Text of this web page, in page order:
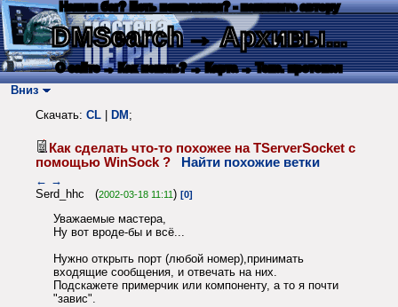
Нашли баг? Есть пожелания? - напишите автору
DMSearch→ Архивы...
О сайте → Как искать? → Карта → Текс. протокол
Вниз
Скачать: CL DM ;
Как сделать что-то похожее на TServerSocket с
помощью WinSock ?
Найти похожие ветки
← →
Serd_hhc (2002-03-18 11:11) [0]
Уважаемые мастера,
Ну вот вроде-бы и всё...
Нужно открыть порт (любой номер),принимать
входящие сообщения, и отвечать на них.
Подскажете примерчик или компоненту, а то я почти
"завис".